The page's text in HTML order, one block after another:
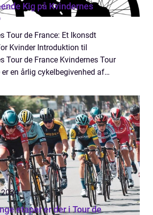
Kig på Kvindernes
Tour de France: Et Ikonsdt
Kvinder Introduktion til
Tour de France Kvindernes Tour
er en årlig cykelbegivenhed af
er en af de højdepunkter, der
etaper er der i Tour de